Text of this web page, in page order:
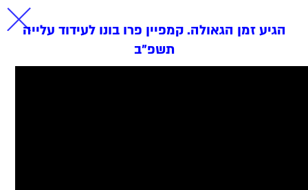
הגיע זמן הגאולה. קמפיין פרו בונו לעידוד עלייה
תשפ״ב